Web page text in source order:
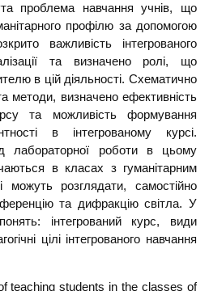
проблема навчання учнів, що
профілю за допомогою
важливість інтегрованого
та визначено ролі, що
в цій діяльності. Схематично
методи, визначено ефективність
та можливість формування
в інтегрованому курсі.
лабораторної роботи в цьому
в класах з гуманітарним
розглядати, самостійно
та дифракцію світла. У
інтегрований курс, види
цілі інтегрованого навчання
teaching students in the classes of